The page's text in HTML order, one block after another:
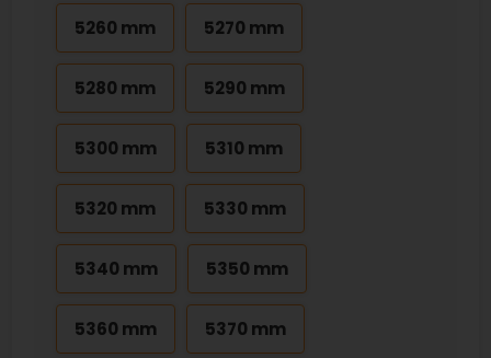
5260 mm 5270 mm
5280 mm 5290 mm
5300 mm 5310 mm
5320 mm 5330 mm
5340 mm 5350 mm
5360 mm 5370 mm